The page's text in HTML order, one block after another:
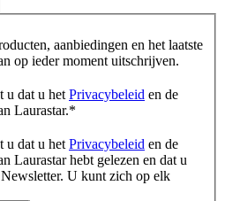
aanbiedingen en het laatste
op ieder moment uitschrijven.
u dat u het Privacybeleid en de
Laurastar.*
u dat u het Privacybeleid en de
Laurastar hebt gelezen en dat u
U kunt zich op elk